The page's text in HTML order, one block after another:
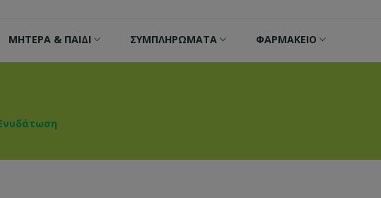
ΜΗΤΕΡΑ & ΠΑΙΔΙ ΣΥΜΠΛΗΡΩΜΑΤΑ ΦΑΡΜΑΚΕΙΟ